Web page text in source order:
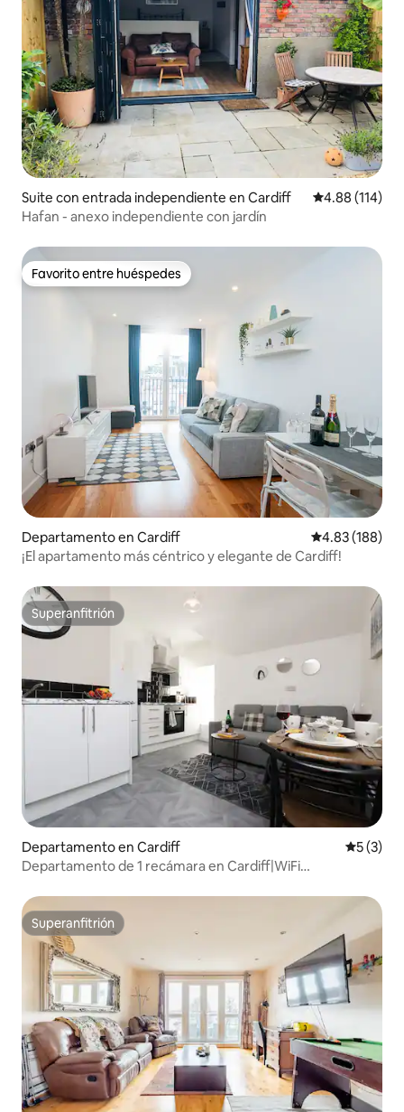
Suite con entrada independiente en Cardiff Calificación
4.88 (114)
Hafan - anexo independiente con jardín
Favorito entre huéspedes
Favorito entre huéspedes
Departamento en Cardiff Calificación
4.83 (188)
¡El apartamento más céntrico y elegante de Cardiff!
Superanfitrión
Superanfitrión
Departamento en Cardiff
5 (3)
Departamento de 1 recámara en Cardiff|WiFi
Superanfitrión
Superanfitrión